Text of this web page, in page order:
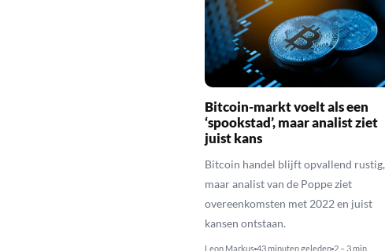
Bitcoin-markt voelt als een
‘spookstad’, maar analist ziet
juist kans
Bitcoin handel blijft opvallend rustig,
maar analist van de Poppe ziet
overeenkomsten met 2022 en juist
kansen ontstaan.
Leon Markus 43 minuten geleden 2 – 3 min